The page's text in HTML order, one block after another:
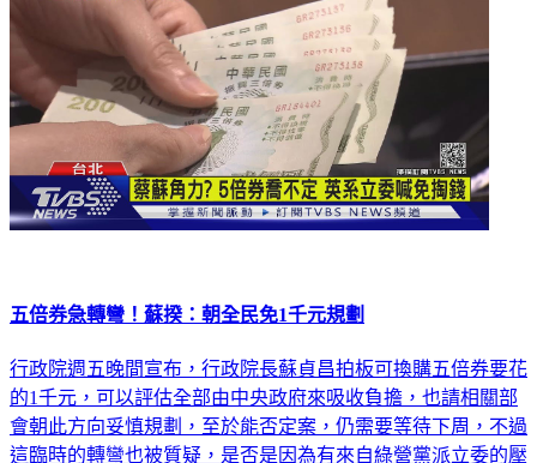
五倍券急轉彎！蘇揆：朝全民免1千元規劃
行政院週五晚間宣布，行政院長蘇貞昌拍板可換購五倍券要花
的1千元，可以評估全部由中央政府來吸收負擔，也請相關部
會朝此方向妥慎規劃，至於能否定案，仍需要等待下周，不過
這臨時的轉彎也被質疑，是否是因為有來自綠營黨派立委的壓